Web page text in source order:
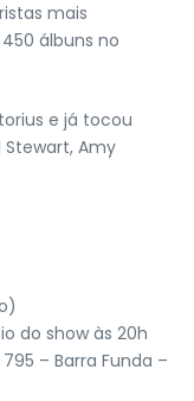
mais
álbuns no
e já tocou
Amy
do show às 20h
– Barra Funda –